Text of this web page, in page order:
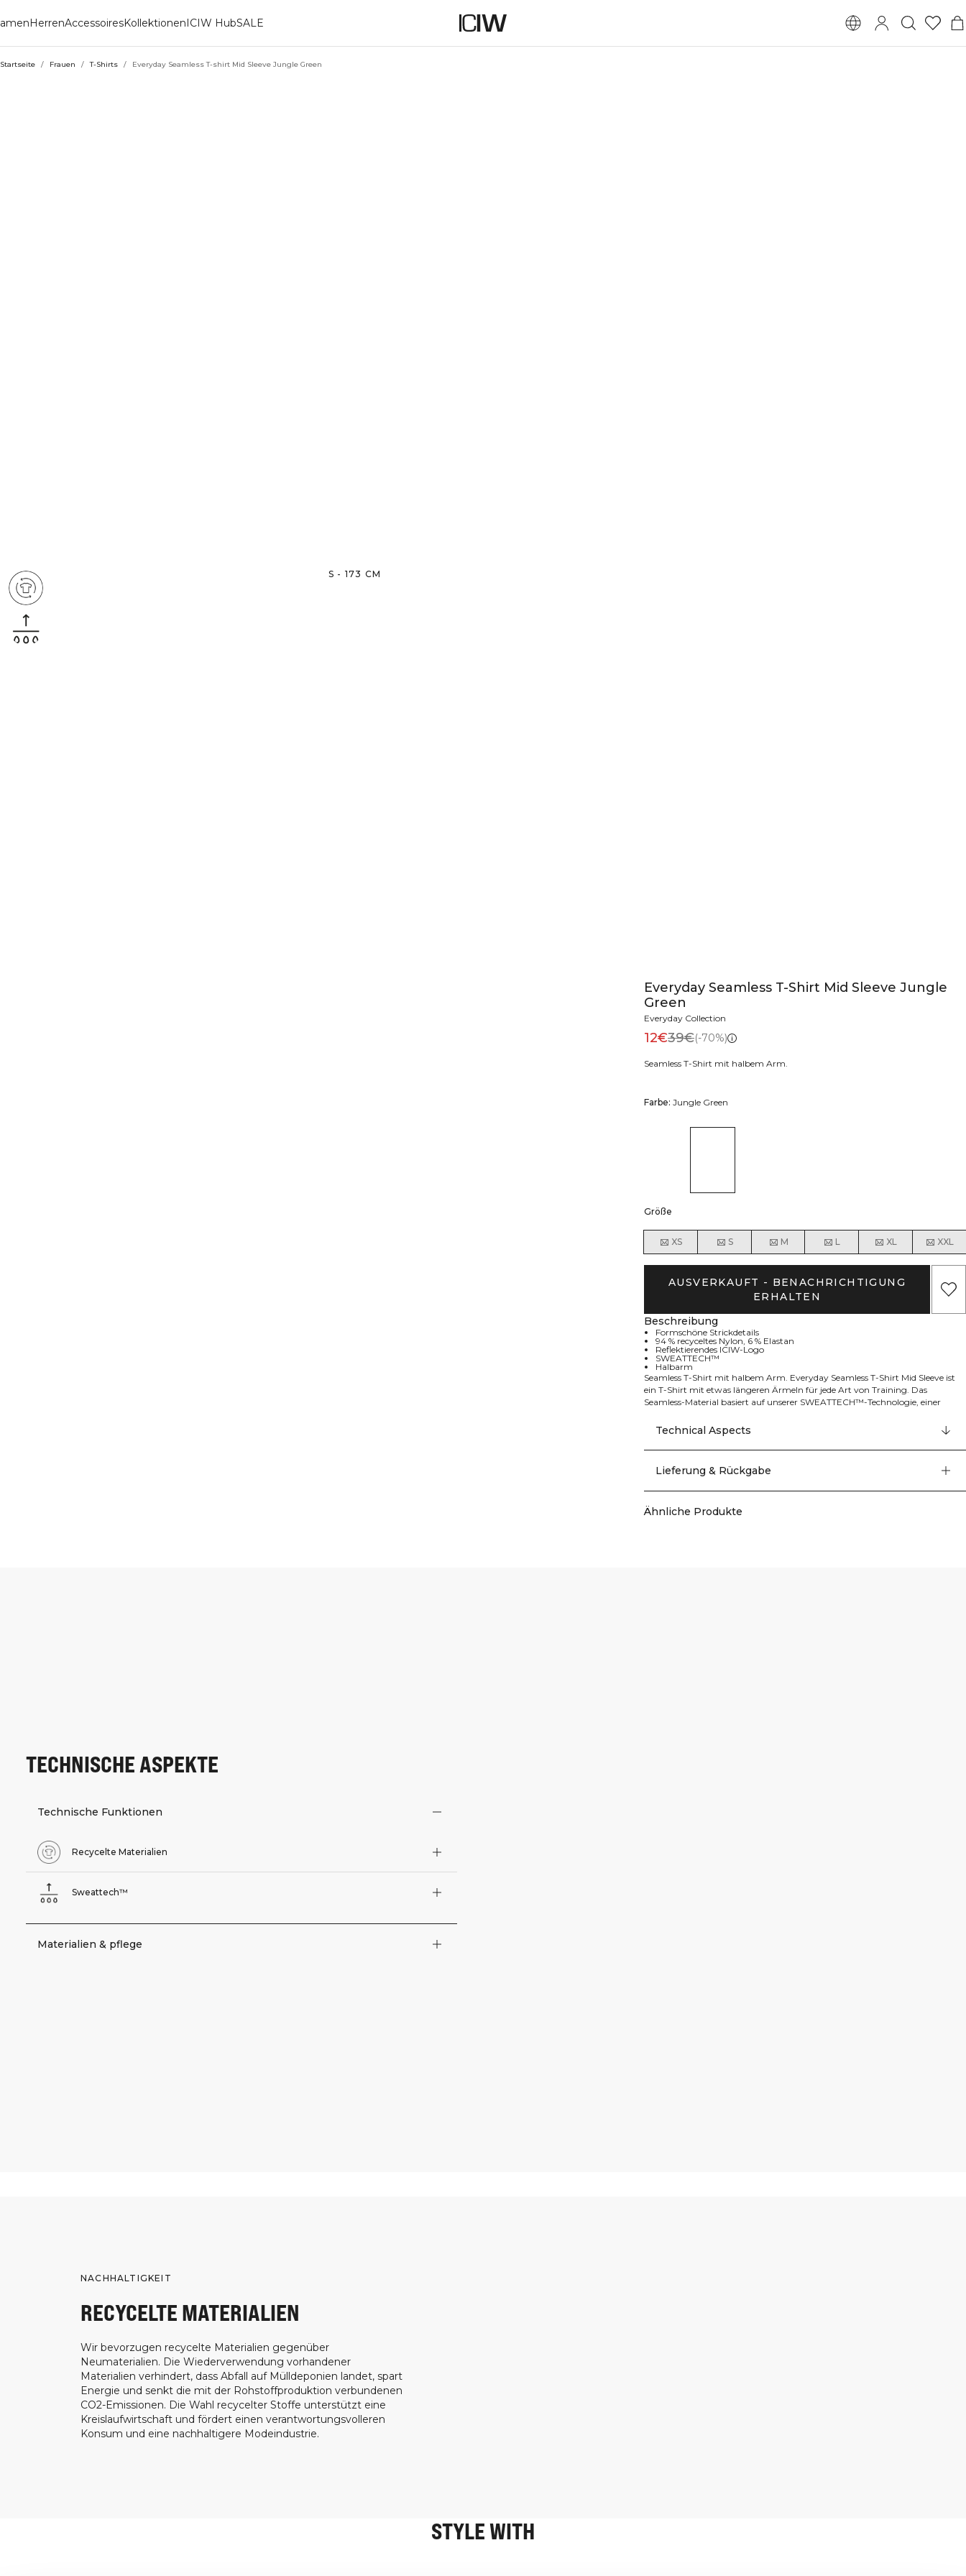
HerrenAccessoiresKollektionenICIW HubSALE
Startseite / Frauen / T-Shirts / Everyday Seamless T-shirt Mid Sleeve Jungle Green
S - 173 CM
Everyday Seamless T-Shirt Mid Sleeve Jungle
Green
Everyday Collection
12€39€(-70%)
Seamless T-Shirt mit halbem Arm.
Farbe: Jungle Green
Größe
XS S M L XL XXL
AUSVERKAUFT - BENACHRICHTIGUNG
ERHALTEN
Beschreibung
Formschöne Strickdetails
94 % recyceltes Nylon, 6 % Elastan
Reflektierendes ICIW-Logo
SWEATTECH™
Halbarm
Seamless T-Shirt mit halbem Arm. Everyday Seamless T-Shirt Mid Sleeve ist
ein T-Shirt mit etwas längeren Ärmeln für jede Art von Training. Das
Seamless-Material basiert auf unserer SWEATTECH™-Technologie, einer
schweißtreibenden Aktivitäten trocken. Das Shirt hat formschöne
Strickdetails und ein kleines ICIW-Logo.
- 94 % recyceltes Nylon 6 % Elastan
- Halbarm
Technical Aspects
Lieferung & Rückgabe
Ähnliche Produkte
TECHNISCHE ASPEKTE
Technische Funktionen
Recycelte Materialien
Sweattech™
Materialien & pflege
NACHHALTIGKEIT
RECYCELTE MATERIALIEN
Wir bevorzugen recycelte Materialien gegenüber
Neumaterialien. Die Wiederverwendung vorhandener
Materialien verhindert, dass Abfall auf Mülldeponien landet, spart
Energie und senkt die mit der Rohstoffproduktion verbundenen
CO2-Emissionen. Die Wahl recycelter Stoffe unterstützt eine
Kreislaufwirtschaft und fördert einen verantwortungsvolleren
Konsum und eine nachhaltigere Modeindustrie.
STYLE WITH